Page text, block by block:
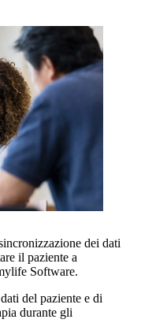
dei dati
il paziente a
Software.
del paziente e di
durante gli